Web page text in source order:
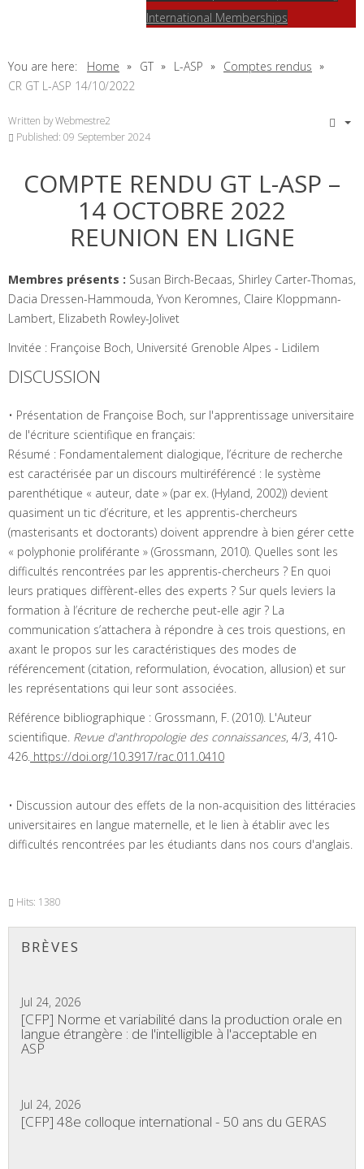
International Memberships
You are here: Home GT L-ASP
Comptes rendus
CR GT L-ASP 14/10/2022
Written byWebmestre2
Published: 09 September 2024
COMPTE RENDU GT L-ASP –
14 OCTOBRE 2022
REUNION EN LIGNE
Membres présents : Susan Birch-Becaas, Shirley Carter-Thomas,
Dacia Dressen-Hammouda, Yvon Keromnes, Claire Kloppmann-
Lambert, Elizabeth Rowley-Jolivet
Invitée : Françoise Boch, Université Grenoble Alpes - Lidilem
DISCUSSION
• Présentation de Françoise Boch, sur l'apprentissage universitaire
de l'écriture scientifique en français:
Résumé : Fondamentalement dialogique, l’écriture de recherche
est caractérisée par un discours multiréférencé : le système
parenthétique « auteur, date » (par ex. (Hyland, 2002)) devient
quasiment un tic d’écriture, et les apprentis-chercheurs
(masterisants et doctorants) doivent apprendre à bien gérer cette
« polyphonie proliférante » (Grossmann, 2010). Quelles sont les
difficultés rencontrées par les apprentis-chercheurs ? En quoi
leurs pratiques diffèrent-elles des experts ? Sur quels leviers la
formation à l’écriture de recherche peut-elle agir ? La
communication s’attachera à répondre à ces trois questions, en
axant le propos sur les caractéristiques des modes de
référencement (citation, reformulation, évocation, allusion) et sur
les représentations qui leur sont associées.
Référence bibliographique : Grossmann, F. (2010). L'Auteur
scientifique. Revue d'anthropologie des connaissances, 4/3, 410-
426. https://doi.org/10.3917/rac.011.0410
• Discussion autour des effets de la non-acquisition des littéracies
universitaires en langue maternelle, et le lien à établir avec les
difficultés rencontrées par les étudiants dans nos cours d'anglais.
Hits: 1380
BRÈVES
Jul 24, 2026
[CFP] Norme et variabilité dans la production orale en
langue étrangère : de l'intelligible à l'acceptable en
ASP
Jul 24, 2026
[CFP] 48e colloque international - 50 ans du GERAS